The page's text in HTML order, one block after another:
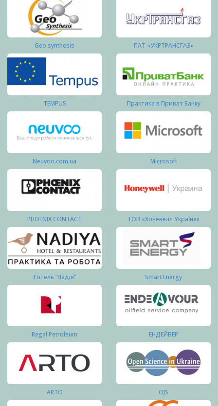
Geo synthesis ПАТ «УКРТРАНСГАЗ»
TEMPUS Практика в Приват Банку
Neuvoo.com.ua Microsoft
PHOENIX CONTACT ТОВ «Хоневелл Україна»
Готель “Надія” Smart Energy
Regal Petroleum ЕНДЕЙВЕР
ARTO OJS